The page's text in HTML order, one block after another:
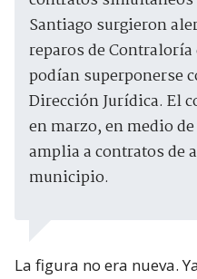
Santiago surgieron
reparos de
podían superponerse
Dirección Jurídica. El
en marzo, en medio
amplia a contratos de
municipio.
La figura no era nueva.